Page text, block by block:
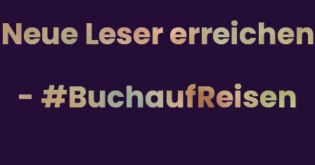
Neue Leser erreichen
- #BuchaufReisen